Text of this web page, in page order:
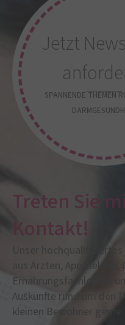
Jetzt
SPANNENDE THEMEN
Treten Sie
Kontakt!
Unser
aus Ärzten, Apothekern,
Ernährungsfachleuten
Auskünfte rund um den
kleinen Bewohner gerne